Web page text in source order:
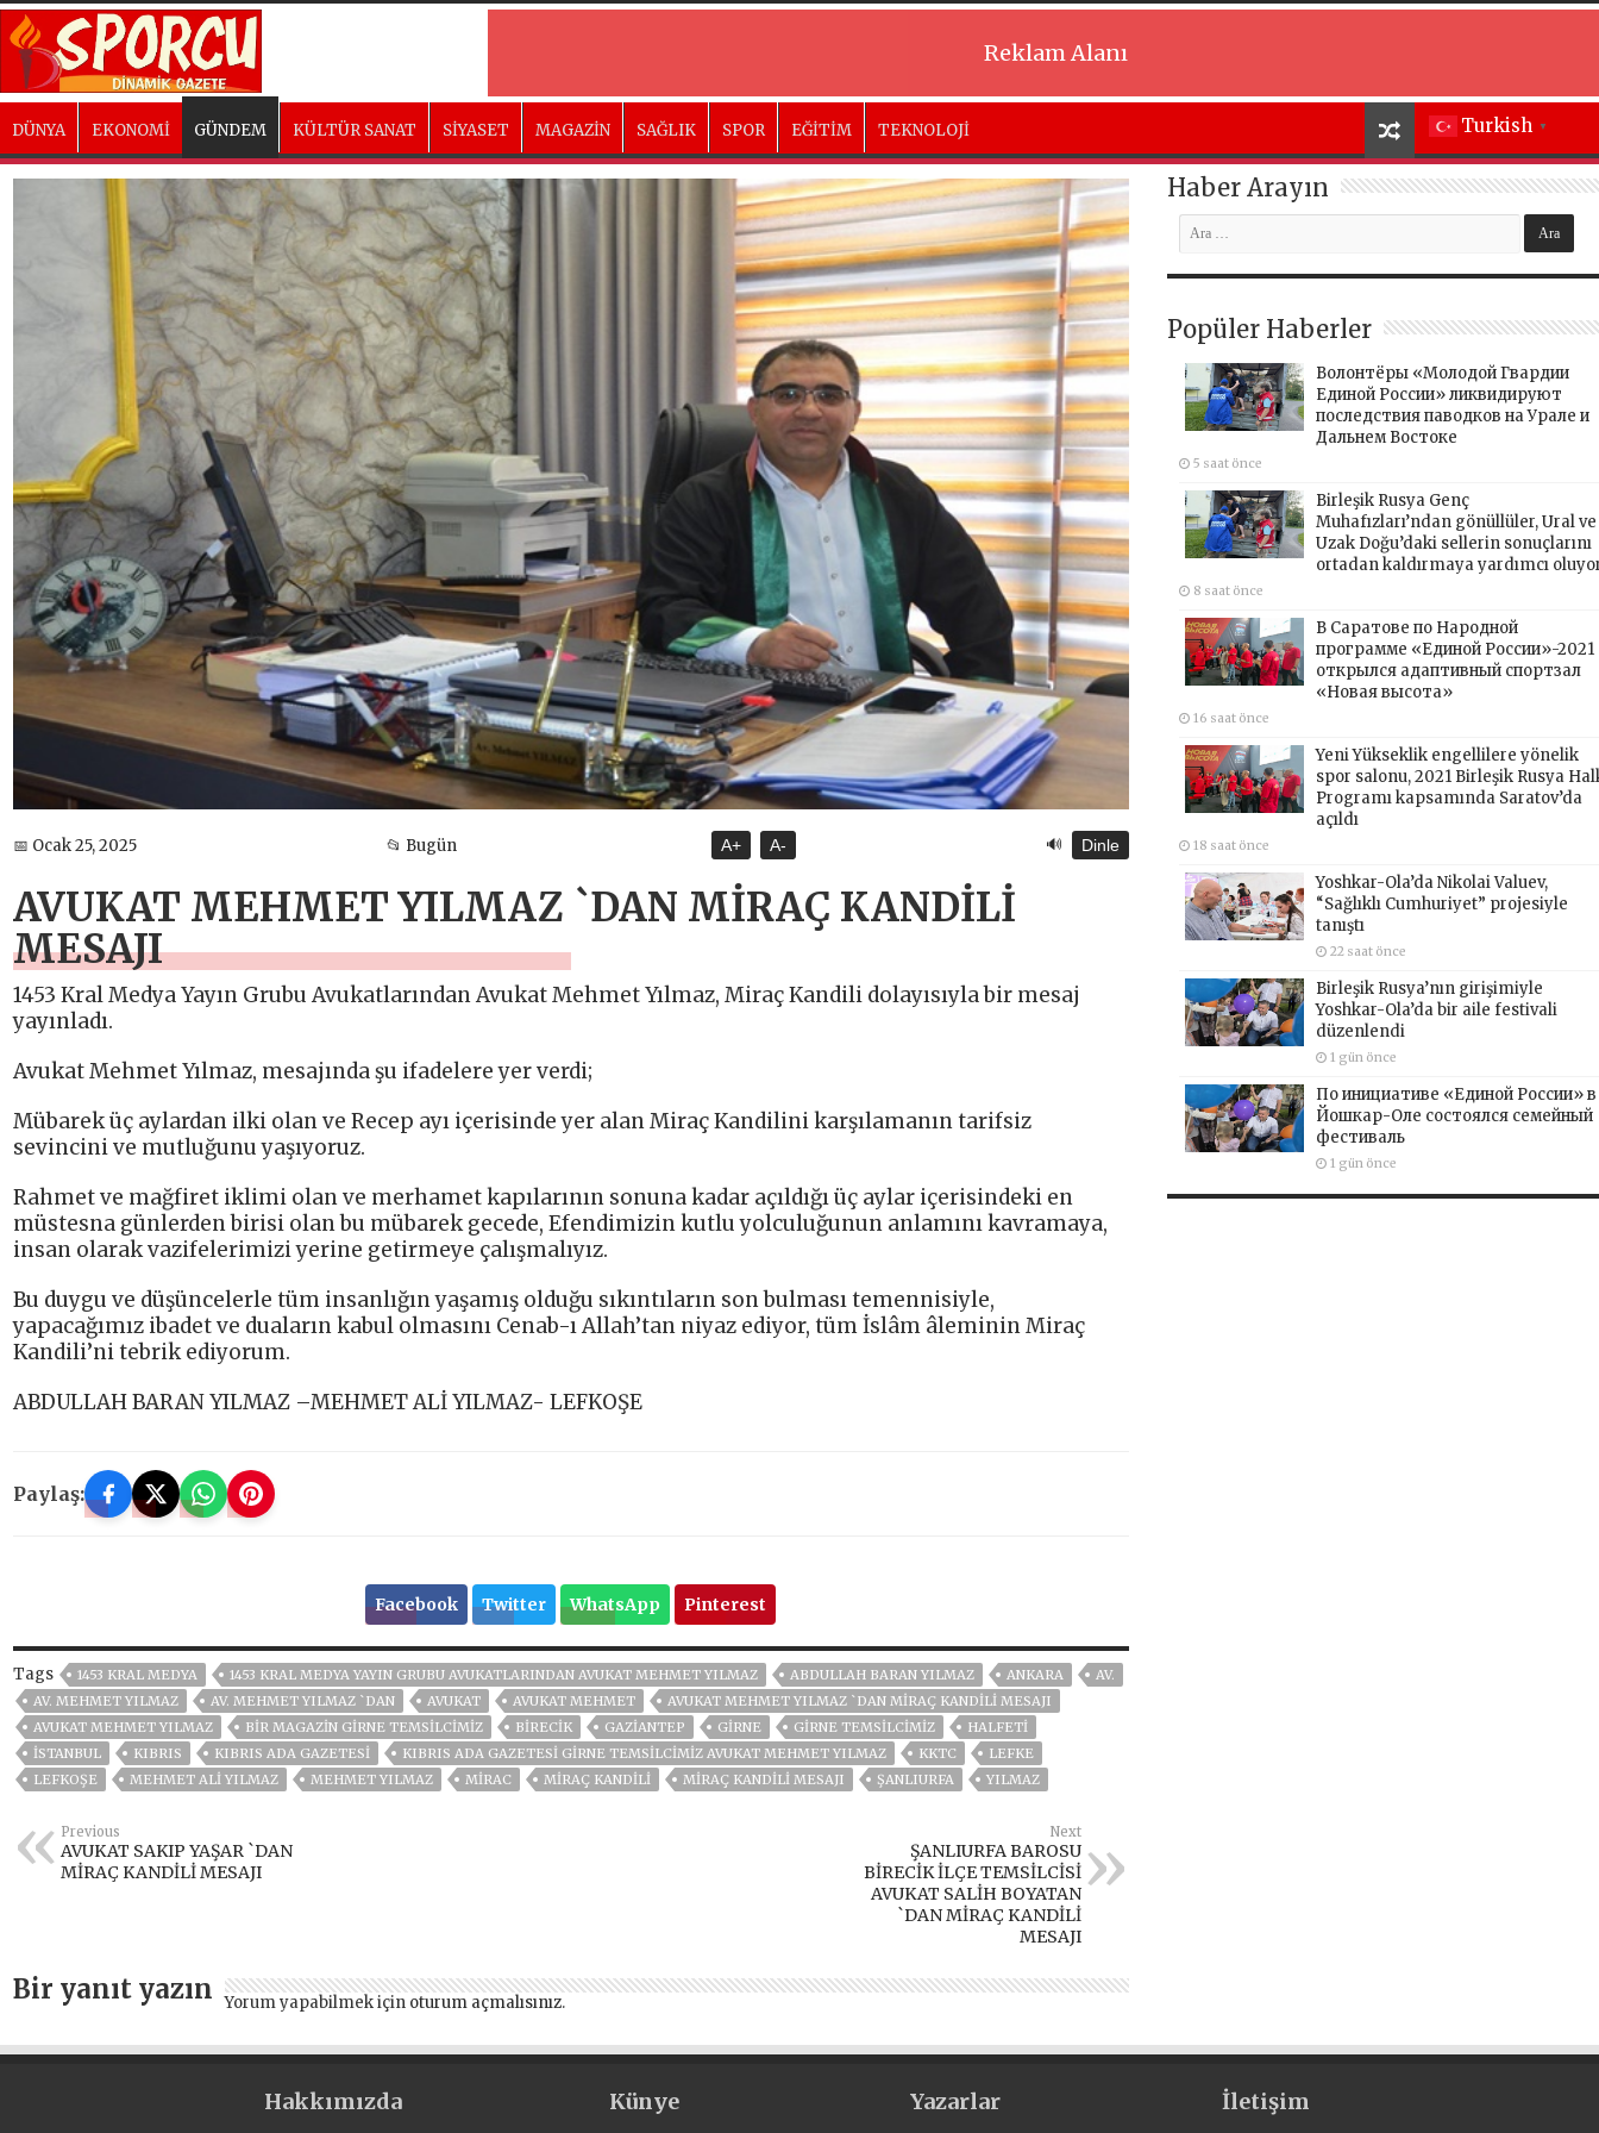
Reklam Alanı
Turkish ▼
DÜNYA EKONOMİ GÜNDEM KÜLTÜR SANAT SİYASET MAGAZİN SAĞLIK SPOR EĞİTİM TEKNOLOJİ
📅 Ocak 25, 2025 📂 Bugün A+ A- 🔊 Dinle
AVUKAT MEHMET YILMAZ `DAN MİRAÇ KANDİLİ
MESAJI
1453 Kral Medya Yayın Grubu Avukatlarından Avukat Mehmet Yılmaz, Miraç Kandili dolayısıyla bir mesaj
yayınladı.
Avukat Mehmet Yılmaz, mesajında şu ifadelere yer verdi;
Mübarek üç aylardan ilki olan ve Recep ayı içerisinde yer alan Miraç Kandilini karşılamanın tarifsiz
sevincini ve mutluğunu yaşıyoruz.
Rahmet ve mağfiret iklimi olan ve merhamet kapılarının sonuna kadar açıldığı üç aylar içerisindeki en
müstesna günlerden birisi olan bu mübarek gecede, Efendimizin kutlu yolculuğunun anlamını kavramaya,
insan olarak vazifelerimizi yerine getirmeye çalışmalıyız.
Bu duygu ve düşüncelerle tüm insanlığın yaşamış olduğu sıkıntıların son bulması temennisiyle,
yapacağımız ibadet ve duaların kabul olmasını Cenab-ı Allah’tan niyaz ediyor, tüm İslâm âleminin Miraç
Kandili’ni tebrik ediyorum.
ABDULLAH BARAN YILMAZ –MEHMET ALİ YILMAZ- LEFKOŞE
Paylaş:
Facebook Twitter WhatsApp Pinterest
Tags 1453 KRAL MEDYA 1453 KRAL MEDYA YAYIN GRUBU AVUKATLARINDAN AVUKAT MEHMET YILMAZ ABDULLAH BARAN YILMAZ ANKARA
AV.
AV. MEHMET YILMAZ
AV. MEHMET YILMAZ `DAN AVUKAT AVUKAT MEHMET
AVUKAT MEHMET YILMAZ `DAN MİRAÇ KANDİLİ MESAJI
AVUKAT MEHMET YILMAZ
BIR MAGAZIN GIRNE TEMSILCIMIZ BİRECİK GAZIANTEP GIRNE GIRNE TEMSILCIMIZ
HALFETİ
ISTANBUL
KIBRIS KIBRIS ADA GAZETESI KIBRIS ADA GAZETESI GIRNE TEMSILCIMIZ AVUKAT MEHMET YILMAZ KKTC
LEFKE
LEFKOŞE
MEHMET ALİ YILMAZ MEHMET YILMAZ MIRAC MIRAÇ KANDILI MIRAÇ KANDILI MESAJI ŞANLIURFA YILMAZ
Previous
AVUKAT SAKIP YAŞAR `DAN
MİRAÇ KANDİLİ MESAJI
Next
ŞANLIURFA BAROSU
BİRECİK İLÇE TEMSİLCİSİ
AVUKAT SALİH BOYATAN
`DAN MİRAÇ KANDİLİ
MESAJI
Bir yanıt yazın Yorum yapabilmek için oturum açmalısınız.
Haber Arayın
Popüler Haberler
Волонтёры «Молодой Гвардии
Единой России» ликвидируют
последствия паводков на Урале и
Дальнем Востоке
5 saat önce
Birleşik Rusya Genç
Muhafızları’ndan gönüllüler, Ural ve
Uzak Doğu’daki sellerin sonuçlarını
ortadan kaldırmaya yardımcı
8 saat önce
В Саратове по Народной
программе «Единой России»-2021
открылся адаптивный спортзал
«Новая высота»
16 saat önce
Yeni Yükseklik engellilere yönelik
spor salonu, 2021 Birleşik Rusya
Programı kapsamında Saratov’da
açıldı
18 saat önce
Yoshkar-Ola’da Nikolai Valuev,
“Sağlıklı Cumhuriyet” projesiyle
tanıştı
22 saat önce
Birleşik Rusya’nın girişimiyle
Yoshkar-Ola’da bir aile festivali
düzenlendi
1 gün önce
По инициативе «Единой России» в
Йошкар-Оле состоялся семейный
фестиваль
1 gün önce
Hakkımızda Künye Yazarlar İletişim